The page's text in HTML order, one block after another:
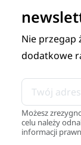
Nie przegap
dodatkowe
Możesz
celu należy
informacji